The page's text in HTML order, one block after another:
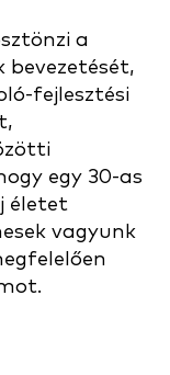
a
bevezetését,
fejlesztési
egy 30-as
életet
vagyunk